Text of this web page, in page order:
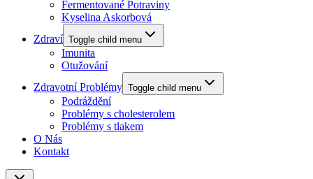
Fermentované Potraviny
Kyselina Askorbová
Zdraví Toggle child menu
Imunita
Otužování
Zdravotní Problémy Toggle child menu
Podráždění
Problémy s cholesterolem
Problémy s tlakem
O Nás
Kontakt